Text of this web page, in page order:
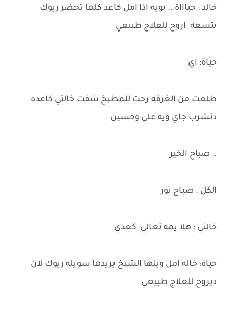
خالد : حياااة .. بويه اذا امل كاعد كلها تحضر ريوك
بتسعه اروح للعلاج طبيعي
حياة: اي
طلعت من الغرفه رحت للمطبخ شفت خالتي كاعده
دتشرب جاي ويه علي وحسين
.. صباح الخير
الكل . صباح نور
خالتي : هلا يمه تعالي كعدي
حياة: خاله امل وينها الشيخ يريدها سويله ريوك لان
ديروح للعلاج طبيعي